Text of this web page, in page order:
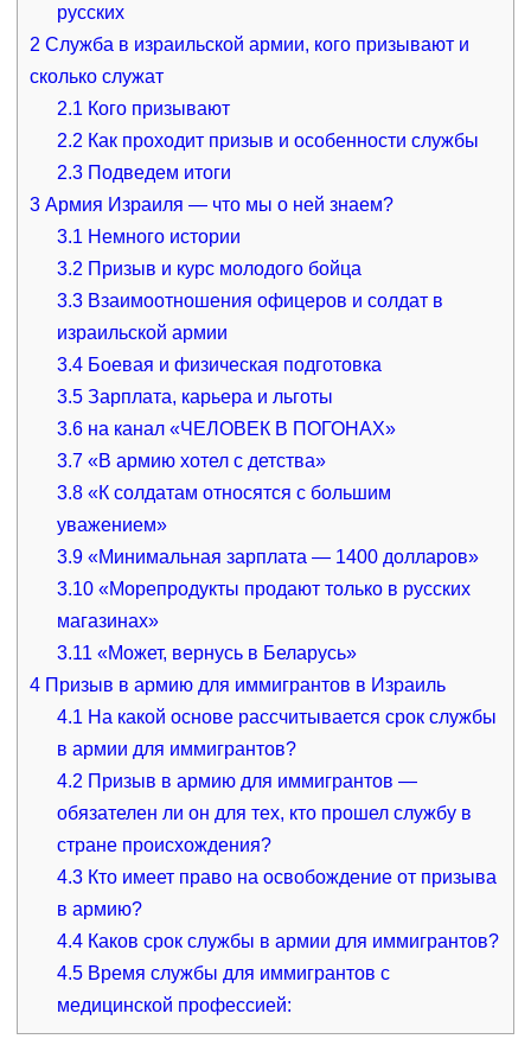
русских
2 Служба в израильской армии, кого призывают и
сколько служат
2.1 Кого призывают
2.2 Как проходит призыв и особенности службы
2.3 Подведем итоги
3Армия Израиля — что мы о ней знаем?
3.1 Немного истории
3.2 Призыв и курс молодого бойца
3.3 Взаимоотношения офицеров и солдат в
израильской армии
3.4 Боевая и физическая подготовка
3.5 Зарплата, карьера и льготы
3.6 на канал «ЧЕЛОВЕК В ПОГОНАХ»
3.7 «В армию хотел с детства»
3.8 «К солдатам относятся с большим
уважением»
3.9 «Минимальная зарплата — 1400 долларов»
3.10 «Морепродукты продают только в русских
магазинах»
3.11 «Может, вернусь в Беларусь»
4Призыв в армию для иммигрантов в Израиль
4.1 На какой основе рассчитывается срок службы
в армии для иммигрантов?
4.2 Призыв в армию для иммигрантов —
обязателен ли он для тех, кто прошел службу в
стране происхождения?
4.3 Кто имеет право на освобождение от призыва
в армию?
4.4 Каков срок службы в армии для иммигрантов?
4.5 Время службы для иммигрантов с
медицинской профессией: